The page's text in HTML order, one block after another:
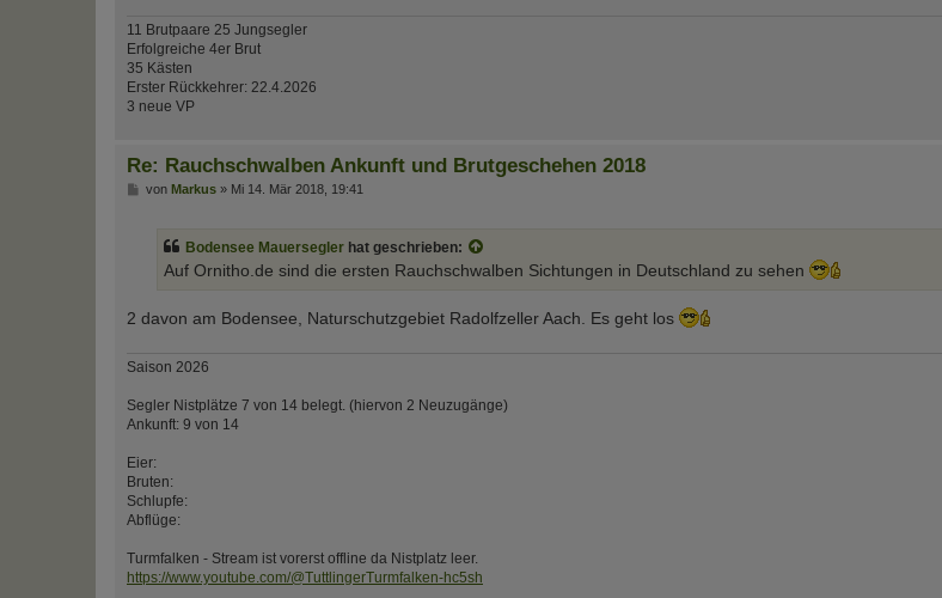
11 Brutpaare 25 Jungsegler
Erfolgreiche 4er Brut
35 Kästen
Erster Rückkehrer: 22.4.2026
3 neue VP
Re: Rauchschwalben Ankunft und Brutgeschehen 2018
Bvon Markus» Mi 14. Mär 2018, 19:41
Bodensee Mauersegler hat geschrieben:
Auf Ornitho.de sind die ersten Rauchschwalben Sichtungen in Deutschland zu sehen
2 davon am Bodensee, Naturschutzgebiet Radolfzeller Aach. Es geht los
Saison 2026
Segler Nistplätze 7 von 14 belegt. (hiervon 2 Neuzugänge)
Ankunft: 9 von 14
Eier:
Bruten:
Schlupfe:
Abflüge:
Turmfalken - Stream ist vorerst offline da Nistplatz leer.
https://www.youtube.com/@TuttlingerTurmfalken-hc5sh